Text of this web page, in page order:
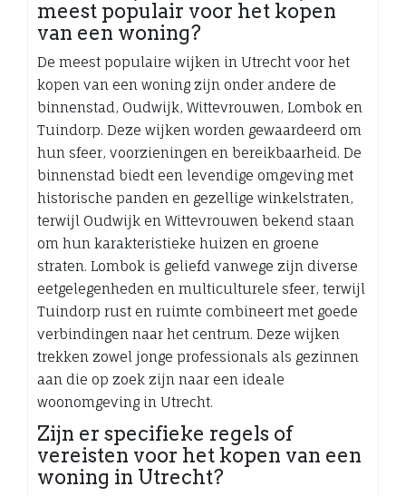
meest populair voor het kopen
van een woning?
De meest populaire wijken in Utrecht voor het
kopen van een woning zijn onder andere de
binnenstad, Oudwijk, Wittevrouwen, Lombok en
Tuindorp. Deze wijken worden gewaardeerd om
hun sfeer, voorzieningen en bereikbaarheid. De
binnenstad biedt een levendige omgeving met
historische panden en gezellige winkelstraten,
terwijl Oudwijk en Wittevrouwen bekend staan
om hun karakteristieke huizen en groene
straten. Lombok is geliefd vanwege zijn diverse
eetgelegenheden en multiculturele sfeer, terwijl
Tuindorp rust en ruimte combineert met goede
verbindingen naar het centrum. Deze wijken
trekken zowel jonge professionals als gezinnen
aan die op zoek zijn naar een ideale
woonomgeving in Utrecht.
Zijn er specifieke regels of
vereisten voor het kopen van een
woning in Utrecht?